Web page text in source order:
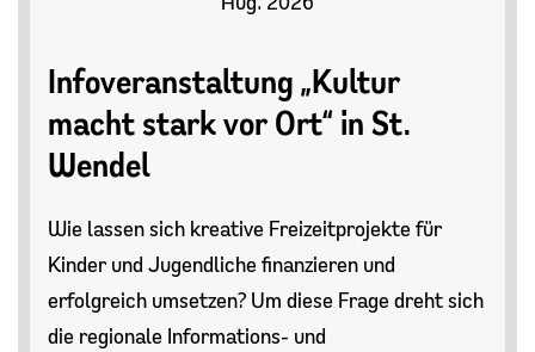
Infoveranstaltung „Kultur
macht stark vor Ort“ in St.
Wendel
Wie lassen sich kreative Freizeitprojekte für
Kinder und Jugendliche finanzieren und
erfolgreich umsetzen? Um diese Frage dreht sich
die regionale Informations- und